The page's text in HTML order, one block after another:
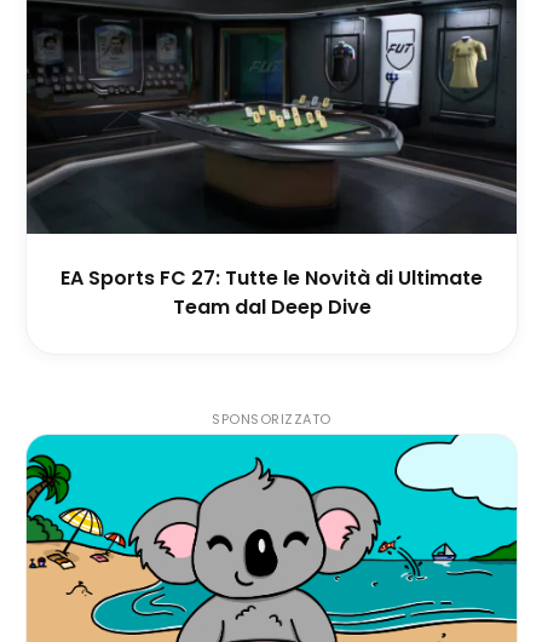
EA Sports FC 27: Tutte le Novità di Ultimate
Team dal Deep Dive
SPONSORIZZATO